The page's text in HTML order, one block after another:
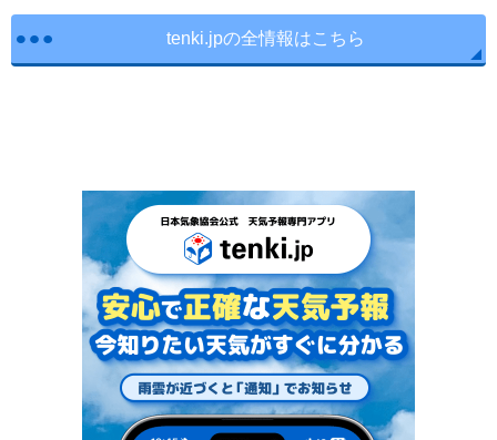
tenki.jpの全情報はこちら